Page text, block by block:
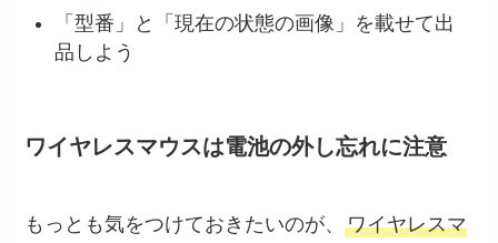
「型番」と「現在の状態の画像」を載せて出
品しよう
ワイヤレスマウスは電池の外し忘れに注意
もっとも気をつけておきたいのが、ワイヤレスマ